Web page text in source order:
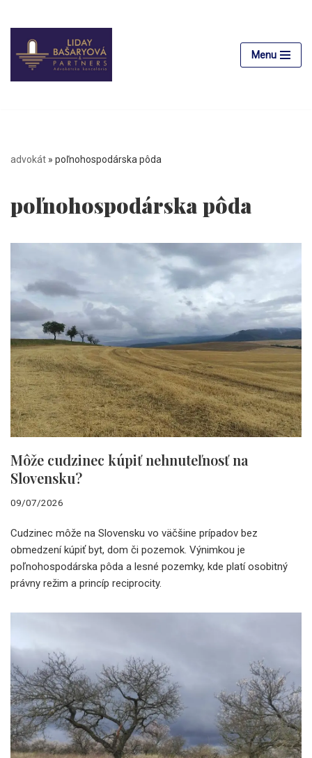
Preskočiť
na
obsah
Menu
advokát » poľnohospodárska pôda
poľnohospodárska pôda
Môže cudzinec kúpiť nehnuteľnosť na
Slovensku?
09/07/2026
Cudzinec môže na Slovensku vo väčšine prípadov bez
obmedzení kúpiť byt, dom či pozemok. Výnimkou je
poľnohospodárska pôda a lesné pozemky, kde platí osobitný
právny režim a princíp reciprocity.